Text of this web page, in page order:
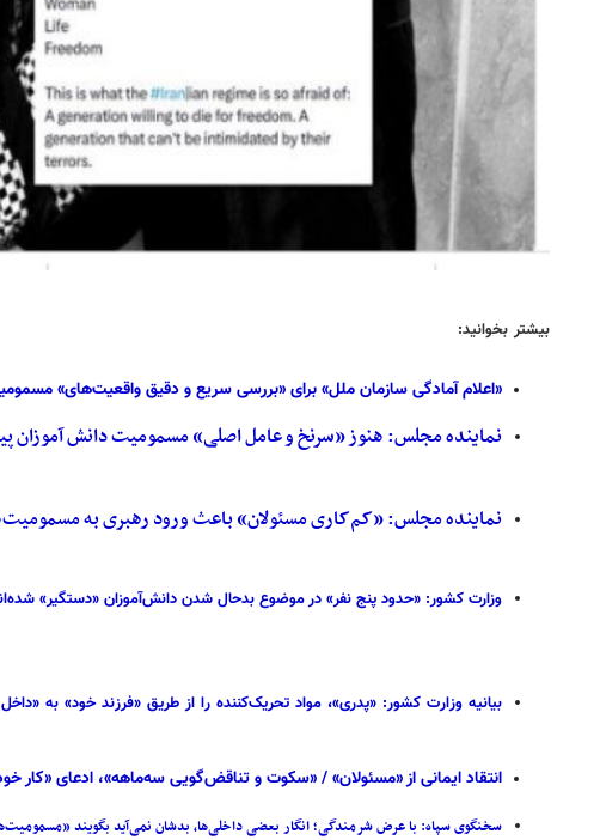
بیشتر بخوانید:
«اعلام آمادگی سازمان ملل» برای «بررسی سریع و دقیق واقعیت‌های»
نماینده مجلس: هنوز «سرنخ و عامل اصلی» مسمومیت دانش آموزان
نماینده مجلس: «کم‌کاری مسئولان» باعث ورود رهبری به
وزارت کشور: «حدود پنج نفر» در موضوع بدحال شدن دانش‌آموزان «دستگیر» شده‌اند / بازداشت‌ها در «۶ استان» بوده / برنامه‌ریز
بیانیه وزارت کشور: «پدری»، مواد تحریک‌کننده را از طریق «فرزند خود» به
انتقاد ایمانی از «مسئولان» / «سکوت و تناقض‌گویی سه‌ماهه»، ادعای «کار
سخنگوی سپاه: با عرض شرمندگی؛ انگار بعضی داخلی‌ها، بدشان نمی‌آید بگویند